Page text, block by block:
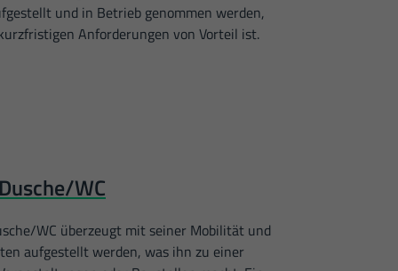
und in Betrieb genommen werden,
Anforderungen von Vorteil ist.
WC
WC überzeugt mit seiner Mobilität und
aufgestellt werden, was ihn zu einer
Medien akzeptiert